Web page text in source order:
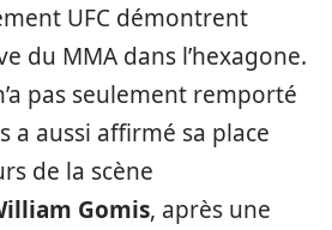
UFC démontrent
du MMA dans l’hexagone.
pas seulement remporté
a aussi affirmé sa place
de la scène
Gomis, après une